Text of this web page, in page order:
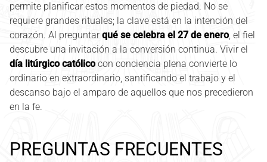
permite planificar estos momentos de piedad. No se
requiere grandes rituales; la clave está en la intención del
corazón. Al preguntarqué se celebra el 27 de enero, el fiel
descubre una invitación a la conversión continua. Vivir el
día litúrgico católicocon conciencia plena convierte lo
ordinario en extraordinario, santificando el trabajo y el
descanso bajo el amparo de aquellos que nos precedieron
en la fe.
PREGUNTAS FRECUENTES